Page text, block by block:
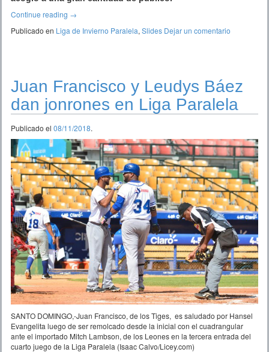
Continue reading →
Publicado en Liga de Invierno Paralela, Slides Dejar un comentario
Juan Francisco y Leudys Báez
dan jonrones en Liga Paralela
Publicado el 08/11/2018.
SANTO DOMINGO,-Juan Francisco, de los Tiges, es saludado por Hansel
Evangelita luego de ser remolcado desde la inicial con el cuadrangular
ante el importado Mitch Lambson, de los Leones en la tercera entrada del
cuarto juego de la Liga Paralela (Isaac Calvo/Licey.com)